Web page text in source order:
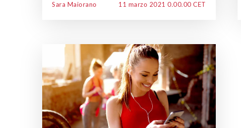
Sara Maiorano 11 marzo 2021 0.00.00 CET